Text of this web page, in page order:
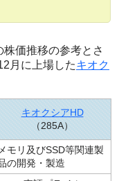
価推移の参考とさ
月に上場したキオク
キオクシアHD
（285A）
モリ及びSSD等関連製
の開発・製造